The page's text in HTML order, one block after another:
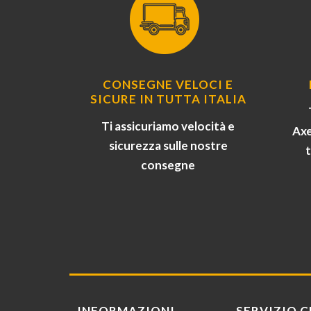
CONSEGNE VELOCI E
SICURE IN TUTTA ITALIA
Ti assicuriamo velocità e
sicurezza sulle nostre
consegne